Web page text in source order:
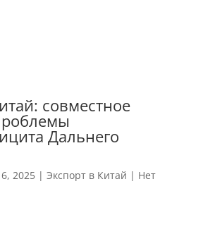
совместное
Дальнего
2025| Экспорт в Китай | Нет